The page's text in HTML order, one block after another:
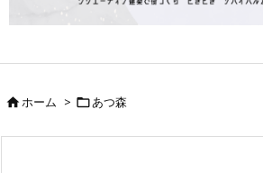
ホーム > あつ森